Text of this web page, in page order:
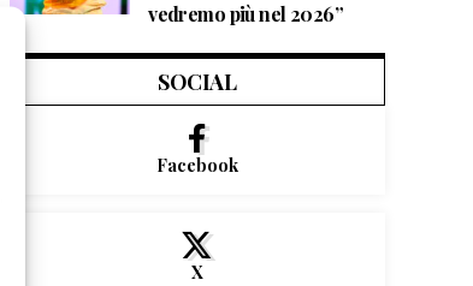
vedremo più nel 2026”
SOCIAL
Facebook
X